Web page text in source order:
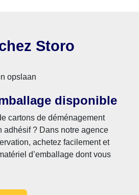
Storo
disponible
cartons de déménagement
adhésif ? Dans notre agence
achetez facilement et
d’emballage dont vous